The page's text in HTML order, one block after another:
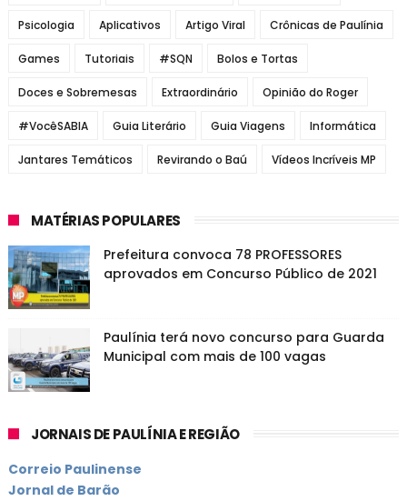
Psicologia Aplicativos Artigo Viral Crônicas de Paulínia
Games Tutoriais #SQN Bolos e Tortas
Doces e Sobremesas Extraordinário Opinião do Roger
#VocêSABIA Guia Literário Guia Viagens Informática
Jantares Temáticos Revirando o Baú Vídeos Incríveis MP
MATÉRIAS POPULARES
Prefeitura convoca 78 PROFESSORES
aprovados em Concurso Público de 2021
Paulínia terá novo concurso para Guarda
Municipal com mais de 100 vagas
JORNAIS DE PAULÍNIA E REGIÃO
Correio Paulinense
Jornal de Barão